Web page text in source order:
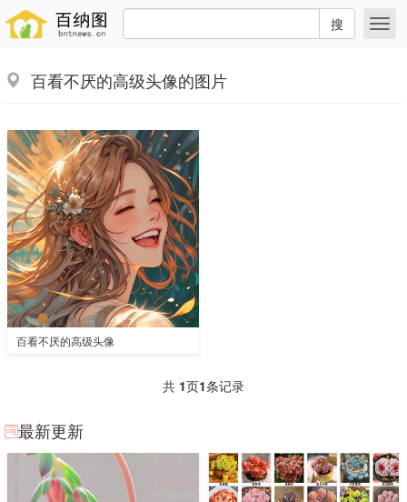
搜
百看不厌的高级头像的图片
百看不厌的高级头像
共 1页1条记录
最新更新